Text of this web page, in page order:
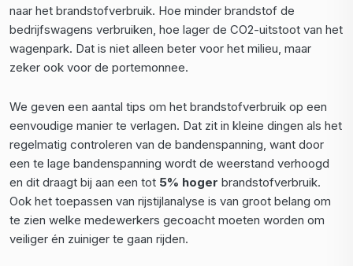
naar het brandstofverbruik. Hoe minder brandstof de
bedrijfswagens verbruiken, hoe lager de CO2-uitstoot van het
wagenpark. Dat is niet alleen beter voor het milieu, maar
zeker ook voor de portemonnee.
We geven een aantal tips om het brandstofverbruik op een
eenvoudige manier te verlagen. Dat zit in kleine dingen als het
regelmatig controleren van de bandenspanning, want door
een te lage bandenspanning wordt de weerstand verhoogd
en dit draagt bij aan een tot 5% hoger brandstofverbruik.
Ook het toepassen van rijstijlanalyse is van groot belang om
te zien welke medewerkers gecoacht moeten worden om
veiliger én zuiniger te gaan rijden.